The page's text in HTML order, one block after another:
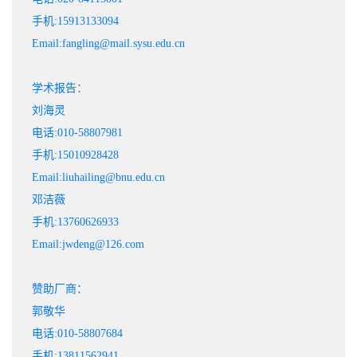
手机:15913133094
Email:fangling@mail.sysu.edu.cn
学术报告：
刘海灵
电话:010-58807981
手机:15010928428
Email:liuhailing@bnu.edu.cn
邓洁薇
手机:13760626933
Email:jwdeng@126.com
赞助厂商：
郭敬华
电话:010-58807684